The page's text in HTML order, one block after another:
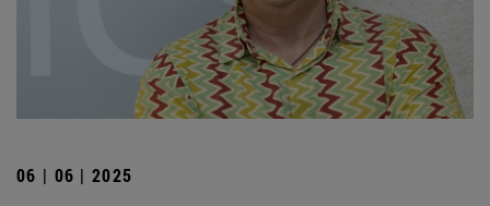
06 | 06 | 2025